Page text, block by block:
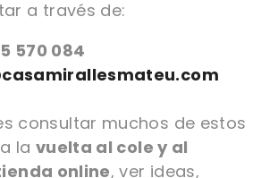
a través de:
570 084
consultar muchos de estos
la vuelta al cole y al
online, ver ideas,